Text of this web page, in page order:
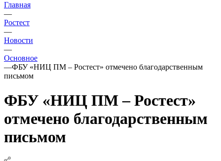
Главная
—
Ростест
—
Новости
—
Основное
—ФБУ «НИЦ ПМ – Ростест» отмечено благодарственным
письмом
ФБУ «НИЦ ПМ – Ростест»
отмечено благодарственным
письмом